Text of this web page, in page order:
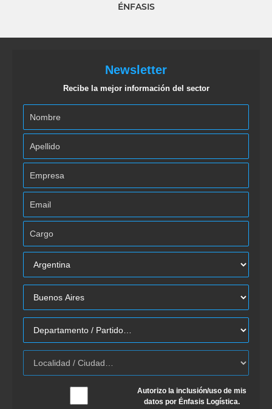
ÉNFASIS
Newsletter
Recibe la mejor información del sector
Autorizo la inclusión/uso de mis
datos por Énfasis Logística.